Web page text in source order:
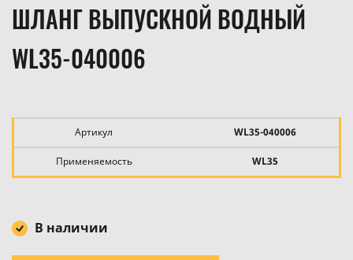
ШЛАНГ ВЫПУСКНОЙ ВОДНЫЙ
WL35-040006
Артикул WL35-040006
Применяемость WL35
В наличии